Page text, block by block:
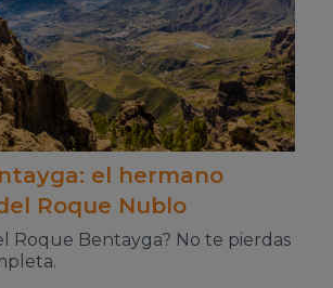
el hermano
Roque Nublo
Roque Bentayga? No te pierdas